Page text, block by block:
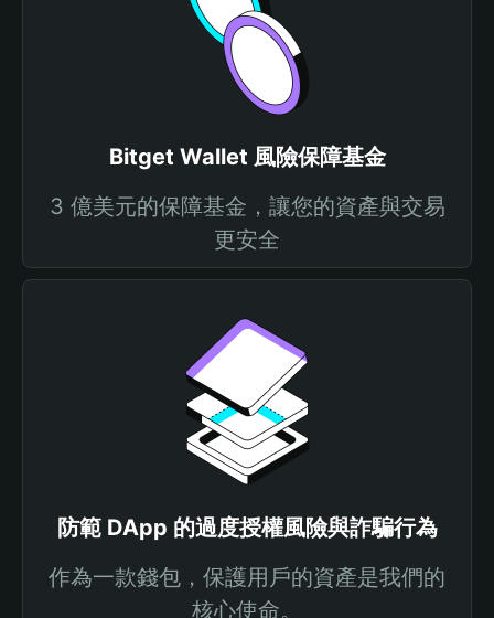
Bitget Wallet 風險保障基金
3 億美元的保障基金，讓您的資產與交易
更安全
防範 DApp 的過度授權風險與詐騙行為
作為一款錢包，保護用戶的資產是我們的
核心使命。